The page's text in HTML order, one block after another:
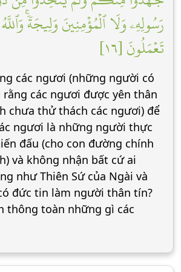
رَسُولِهِۦ وَلَا ٱلۡمُؤۡمِنِينَ وَلِيجَةٗۚ
تَعۡمَلُونَ [١٦]
các ngươi (những người có
các ngươi được yên thân
chưa thử thách các ngươi) để
ngươi là những người thực
đấu (cho con đường chính
và không nhận bất cứ ai
như Thiên Sứ của Ngài và
đức tin làm người thân tín?
thông toàn những gì các